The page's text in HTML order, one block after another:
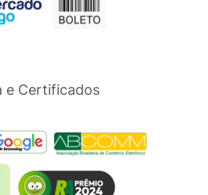
e Certificados